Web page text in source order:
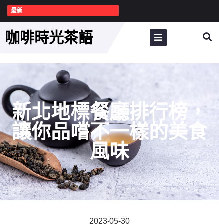
最新
咖啡時光茶語
新北地標餐廳排行榜，
讓你品嚐不一樣的美食
風味
2023-05-30